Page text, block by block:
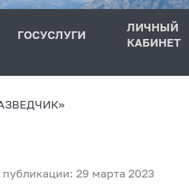
ГОСУСЛУГИ
ЛИЧНЫЙ
КАБИНЕТ
публикации: 29 марта 2023